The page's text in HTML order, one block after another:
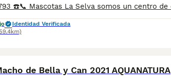
Identidad Verificada
de Bella y Can 2021 AQUANATURA